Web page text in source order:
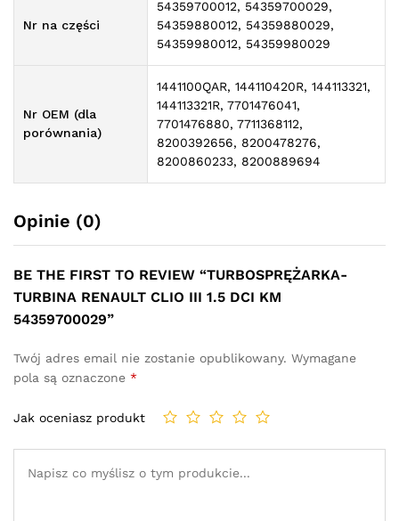
Nr na części
54359700012, 54359700029,
54359880012, 54359880029,
54359980012, 54359980029
Nr OEM (dla
porównania)
1441100QAR, 144110420R, 144113321,
144113321R, 7701476041,
7701476880, 7711368112,
8200392656, 8200478276,
8200860233, 8200889694
Opinie (0)
BE THE FIRST TO REVIEW “TURBOSPRĘŻARKA-
TURBINA RENAULT CLIO III 1.5 DCI KM
54359700029”
Twój adres email nie zostanie opublikowany. Wymagane
pola są oznaczone *
Jak oceniasz produkt